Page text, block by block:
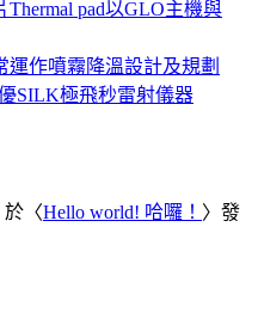
pad以GLO主機與
作噴霧降溫設計及規劃
SILK極飛秒雷射儀器
於〈Hello world! 哈囉！ 〉發